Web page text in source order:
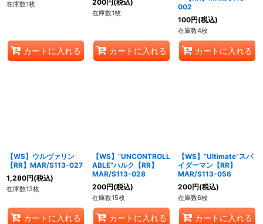
在庫数1枚
カートに入れる
200円(税込)
在庫数1枚
カートに入れる
002
100円(税込)
在庫数4枚
カートに入れる
【WS】ウルヴァリン
【RR】MAR/S113-027
1,280円(税込)
在庫数13枚
カートに入れる
【WS】“UNCONTROLL
ABLE”ハルク【RR】
MAR/S113-028
200円(税込)
在庫数15枚
カートに入れる
【WS】“Ultimate”スパ
イダーマン【RR】
MAR/S113-056
200円(税込)
在庫数6枚
カートに入れる